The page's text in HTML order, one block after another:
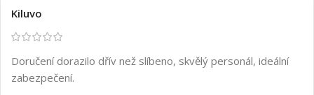
Kiluvo
Doručení dorazilo dřív než slíbeno, skvělý personál, ideální
zabezpečení.